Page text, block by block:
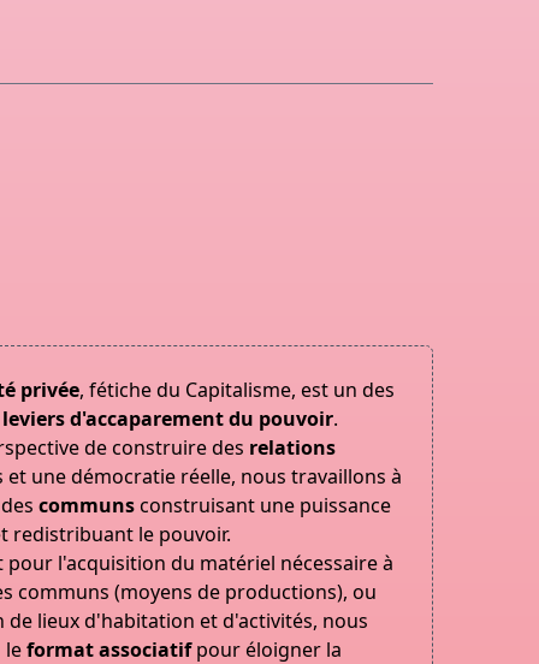
privée, fétiche du Capitalisme, est un des
leviers d'accaparement du pouvoir.
de construire des relations
et une démocratie réelle, nous travaillons à
communsconstruisant une puissance
redistribuant le pouvoir.
pour l'acquisition du matériel nécessaire à
communs (moyens de productions), ou
de lieux d'habitation et d'activités, nous
leformat associatifpour éloigner la